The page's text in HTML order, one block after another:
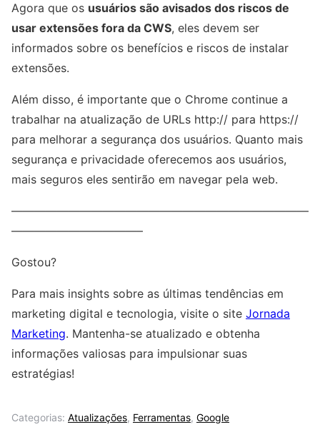
Agora que os usuários são avisados dos riscos de
usar extensões fora da CWS, eles devem ser
informados sobre os benefícios e riscos de instalar
extensões.
Além disso, é importante que o Chrome continue a
trabalhar na atualização de URLs http:// para https://
para melhorar a segurança dos usuários. Quanto mais
segurança e privacidade oferecemos aos usuários,
mais seguros eles sentirão em navegar pela web.
——————————————————————————
———————————–
Gostou?
Para mais insights sobre as últimas tendências em
marketing digital e tecnologia, visite o site Jornada
Marketing. Mantenha-se atualizado e obtenha
informações valiosas para impulsionar suas
estratégias!
Categorias: Atualizações, Ferramentas, Google